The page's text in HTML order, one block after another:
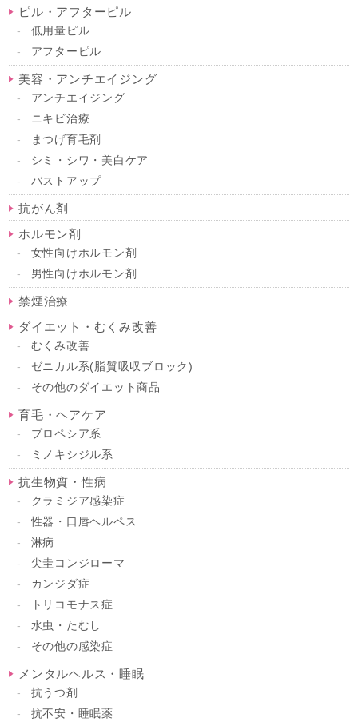
ピル・アフターピル
低用量ピル
アフターピル
美容・アンチエイジング
アンチエイジング
ニキビ治療
まつげ育毛剤
シミ・シワ・美白ケア
バストアップ
抗がん剤
ホルモン剤
女性向けホルモン剤
男性向けホルモン剤
禁煙治療
ダイエット・むくみ改善
むくみ改善
ゼニカル系(脂質吸収ブロック)
その他のダイエット商品
育毛・ヘアケア
プロペシア系
ミノキシジル系
抗生物質・性病
クラミジア感染症
性器・口唇ヘルペス
淋病
尖圭コンジローマ
カンジダ症
トリコモナス症
水虫・たむし
その他の感染症
メンタルヘルス・睡眠
抗うつ剤
抗不安・睡眠薬